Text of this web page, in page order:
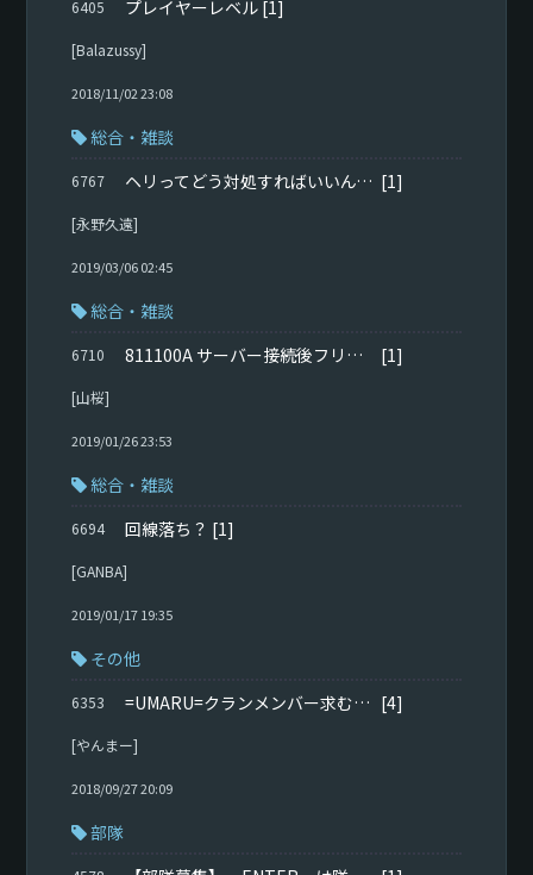
6405 プレイヤーレベル [1]
[Balazussy]
2018/11/02 23:08
総合・雑談
6767 ヘリってどう対処すればいいんですか？ [1]
[永野久遠]
2019/03/06 02:45
総合・雑談
6710 811100A サーバー接続後フリーズ [1]
[山桜]
2019/01/26 23:53
総合・雑談
6694 回線落ち？ [1]
[GANBA]
2019/01/17 19:35
その他
6353 =UMARU=クランメンバー求む！！！ [4]
[やんまー]
2018/09/27 20:09
部隊